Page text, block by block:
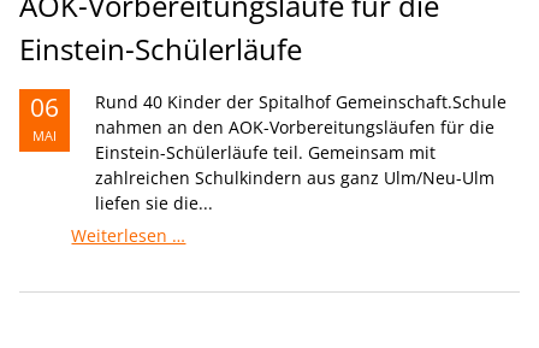
Einstein-Schülerläufe
06
MAI
Rund 40 Kinder der Spitalhof Gemeinschaft.Schule
nahmen an den AOK-Vorbereitungsläufen für die
Einstein-Schülerläufe teil. Gemeinsam mit
zahlreichen Schulkindern aus ganz Ulm/Neu-Ulm
liefen sie die...
Weiterlesen …